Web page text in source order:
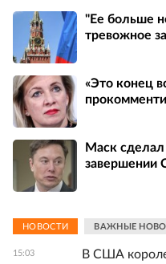
"Ее больше
тревожное
«Это конец
Маск сделал
завершении
НОВОСТИ ВАЖНЫЕ
15:03
В США